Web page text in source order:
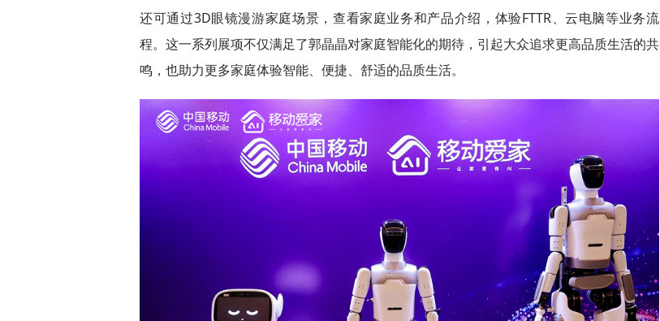
还可通过3D眼镜漫游家庭场景，查看家庭业务和产品介绍，体验FTTR、云电脑等业务流
程。这一系列展项不仅满足了郭晶晶对家庭智能化的期待，引起大众追求更高品质生活的共
鸣，也助力更多家庭体验智能、便捷、舒适的品质生活。